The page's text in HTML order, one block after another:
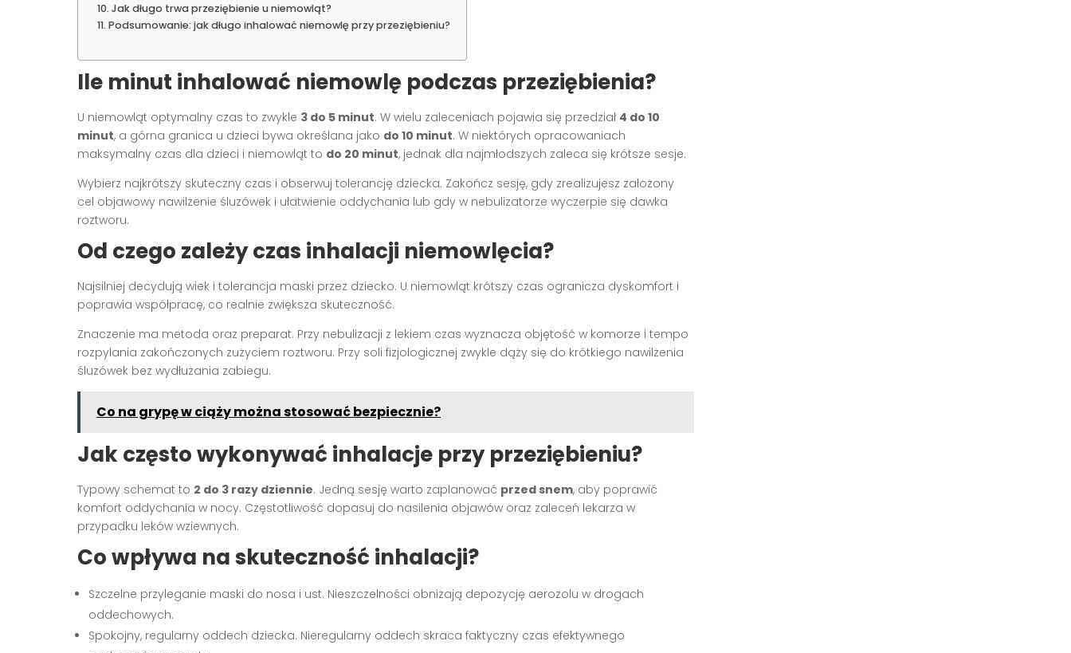
Jak długo trwa przeziębienie u niemowląt?
Podsumowanie: jak długo inhalować niemowlę przy przeziębieniu?
Ile minut inhalować niemowlę podczas przeziębienia?
U niemowląt optymalny czas to zwykle 3 do 5 minut. W wielu zaleceniach pojawia się przedział 4 do 10
minut, a górna granica u dzieci bywa określana jako do 10 minut. W niektórych opracowaniach
maksymalny czas dla dzieci i niemowląt to do 20 minut, jednak dla najmłodszych zaleca się krótsze sesje.
Wybierz najkrótszy skuteczny czas i obserwuj tolerancję dziecka. Zakończ sesję, gdy zrealizujesz założony
cel objawowy nawilżenie śluzówek i ułatwienie oddychania lub gdy w nebulizatorze wyczerpie się dawka
roztworu.
Od czego zależy czas inhalacji niemowlęcia?
Najsilniej decydują wiek i tolerancja maski przez dziecko. U niemowląt krótszy czas ogranicza dyskomfort i
poprawia współpracę, co realnie zwiększa skuteczność.
Znaczenie ma metoda oraz preparat. Przy nebulizacji z lekiem czas wyznacza objętość w komorze i tempo
rozpylania zakończonych zużyciem roztworu. Przy soli fizjologicznej zwykle dąży się do krótkiego nawilżenia
śluzówek bez wydłużania zabiegu.
Co na grypę w ciąży można stosować bezpiecznie?
Jak często wykonywać inhalacje przy przeziębieniu?
Typowy schemat to 2 do 3 razy dziennie. Jedną sesję warto zaplanować przed snem, aby poprawić
komfort oddychania w nocy. Częstotliwość dopasuj do nasilenia objawów oraz zaleceń lekarza w
przypadku leków wziewnych.
Co wpływa na skuteczność inhalacji?
Szczelne przyleganie maski do nosa i ust. Nieszczelności obniżają depozycję aerozolu w drogach
oddechowych.
Spokojny, regularny oddech dziecka. Nieregularny oddech skraca faktyczny czas efektywnego